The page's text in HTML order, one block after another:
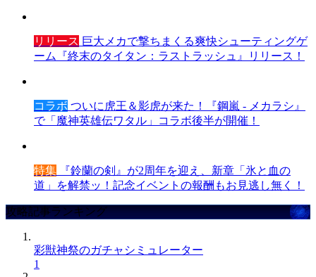
リリース 巨大メカで撃ちまくる爽快シューティングゲ
ーム『終末のタイタン：ラストラッシュ』リリース！
コラボ ついに虎王＆影虎が来た！『鋼嵐 - メカラシ』
で「魔神英雄伝ワタル」コラボ後半が開催！
特集 『鈴蘭の剣』が2周年を迎え、新章「氷と血の
道」を解禁ッ！記念イベントの報酬もお見逃し無く！
攻略記事ランキング
彩獣神祭のガチャシミュレーター
1